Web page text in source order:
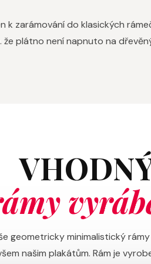
k zarámování do klasických
plátno není napnuto na
geometricky minimalistický
našim plakátům. Rám je